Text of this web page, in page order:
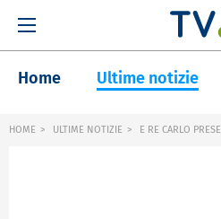
Home Ultime notizie
HOME ULTIME NOTIZIE E RE CARLO